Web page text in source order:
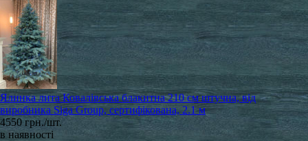
Ялинка лита Ковалівська блакитна 210 см штучна, від
виробника Siga Group, сертифікована, 2.1 м
4550 грн./шт.
в наявності